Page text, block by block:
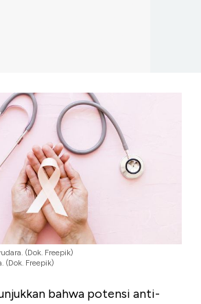
(Dok. Freepik)
(Dok. Freepik)
bahwa potensi anti-